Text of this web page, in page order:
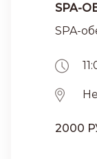
SPA-
SPA-
2000